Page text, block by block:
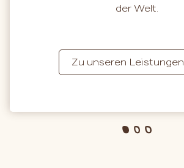
der Welt.
Zu unseren Leistungen